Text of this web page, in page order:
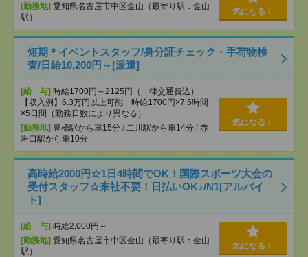
[勤務地] 愛知県名古屋市中区金山（最寄り駅：金山
駅）
気になる！
短期＊イベントスタッフ/身分証チェック・手荷物検
査/日給10,200円～[派遣]
[給 与] 時給1700円～2125円（一律交通費込）
【収入例】6.3万円以上可能 時給1700円×7.5時間
×5日間（勤務日数により異なる）
[勤務地] 豊橋駅から車15分 / 二川駅から車14分 / 赤
岩口駅から車10分
気になる！
高時給2000円☆1日4時間でOK！国際スポーツ大会の
受付スタッフ☆来社不要！日払いOK♪/N1[アルバイ
ト]
[給 与] 時給2,000円～
[勤務地] 愛知県名古屋市中区金山（最寄り駅：金山
駅）
気になる！